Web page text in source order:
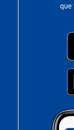
que